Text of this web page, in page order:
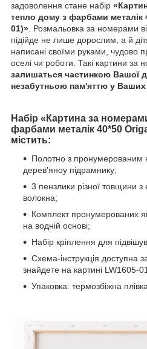
задоволення стане набір
тепло дому з фарбами металік
01)». Розмальовка за номерами
підійде не лише дорослим, а й
написані своїми руками, чудово
оселі чи роботи. Такі картини за
залишаться частинкою Вашої
незабутньою пам'яттю у
Набір «Картина за
фарбами металік 40*50
містить:
Полотно з
дерев'яноу підрамнику;
3 пензлики різної товщини
волокна;
Комплект пронумерованих
на водній основі;
Набір кріплення для
Схема-інструкція доступна
знайдете на картині LW1605-
Упаковка: термозбіжна